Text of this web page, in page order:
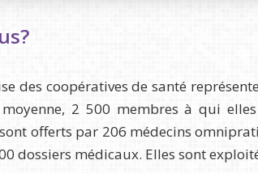
des coopératives de santé
2 500 membres à qui
sont offerts par 206 médecins
dossiers médicaux. Elles sont